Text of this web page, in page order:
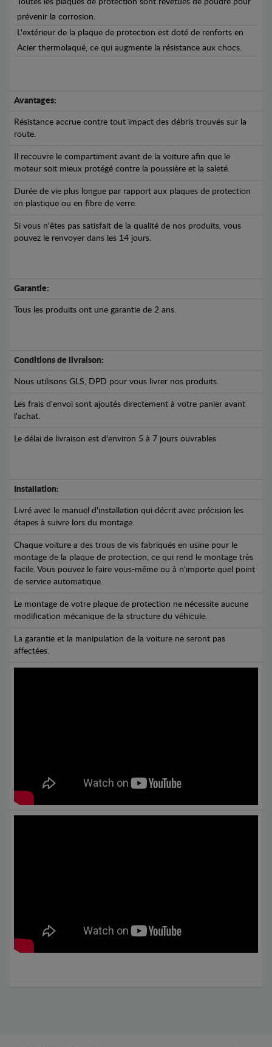
Toutes les plaques de protection sont revêtues de poudre pour
prévenir la corrosion.
L'extérieur de la plaque de protection est doté de renforts en
Acier thermolaqué, ce qui augmente la résistance aux chocs.
Avantages:
Résistance accrue contre tout impact des débris trouvés sur la
route.
Il recouvre le compartiment avant de la voiture afin que le
moteur soit mieux protégé contre la poussière et la saleté.
Durée de vie plus longue par rapport aux plaques de protection
en plastique ou en fibre de verre.
Si vous n'êtes pas satisfait de la qualité de nos produits, vous
pouvez le renvoyer dans les 14 jours.
Garantie:
Tous les produits ont une garantie de 2 ans.
Conditions de livraison:
Nous utilisons GLS, DPD pour vous livrer nos produits.
Les frais d'envoi sont ajoutés directement à votre panier avant
l'achat.
Le délai de livraison est d'environ 5 à 7 jours ouvrables
Installation:
Livré avec le manuel d'installation qui décrit avec précision les
étapes à suivre lors du montage.
Chaque voiture a des trous de vis fabriqués en usine pour le
montage de la plaque de protection, ce qui rend le montage très
facile. Vous pouvez le faire vous-même ou à n'importe quel point
de service automatique.
Le montage de votre plaque de protection ne nécessite aucune
modification mécanique de la structure du véhicule.
La garantie et la manipulation de la voiture ne seront pas
affectées.